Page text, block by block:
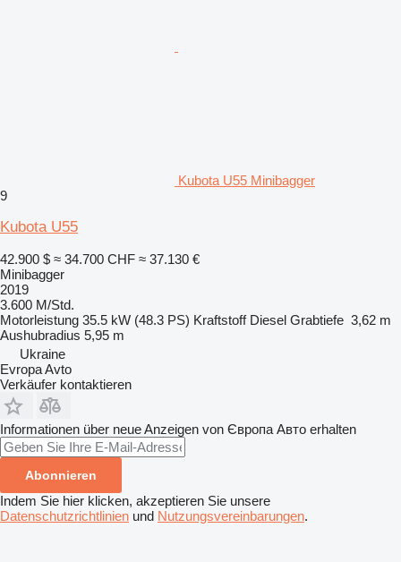
Kubota U55 Minibagger
9
Kubota U55
42.900 $ ≈ 34.700 CHF ≈ 37.130 €
Minibagger
2019
3.600 M/Std.
Motorleistung 35.5 kW (48.3 PS) Kraftstoff Diesel Grabtiefe 3,62 m
Aushubradius 5,95 m
Ukraine
Evropa Avto
Verkäufer kontaktieren
Informationen über neue Anzeigen von Європа Авто erhalten
Abonnieren
Indem Sie hier klicken, akzeptieren Sie unsere
Datenschutzrichtlinien und Nutzungsvereinbarungen.